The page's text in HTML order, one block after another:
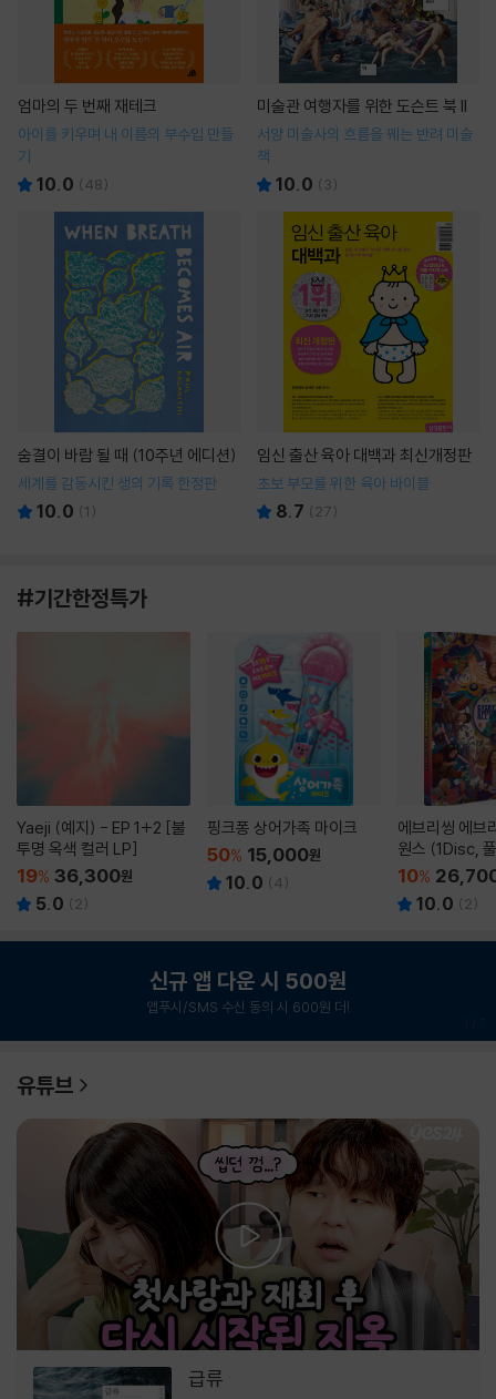
엄마의 두 번째 재테크
아이를 키우며 내 이름의 부수입 만들
기
10.0 (48)
미술관 여행자를 위한 도슨트 북 II
서양 미술사의 흐름을 꿰는 반려 미술
책
10.0 ( 3)
숨결이 바람 될 때 (10주년 에디션)
세계를 감동시킨 생의 기록 한정판
10.0 (1 )
임신 출산 육아 대백과 최신개정판
초보 부모를 위한 육아 바이블
8.7 ( 27)
#기간한정특가
Yaeji (예지) - EP 1+2 [불
투명 옥색 컬러 LP]
19% 36,300원
5.0 ( 2)
핑크퐁 상어가족 마이크
50% 15,000원
10.0 (4)
에브리씽 에브
원스 (1Disc,
판) : 블루레이
10%
10.0 ( 2)
신규 앱 다운 시 500원
앱푸시/SMS 수신 동의 시 600원 더!
유튜브
급류